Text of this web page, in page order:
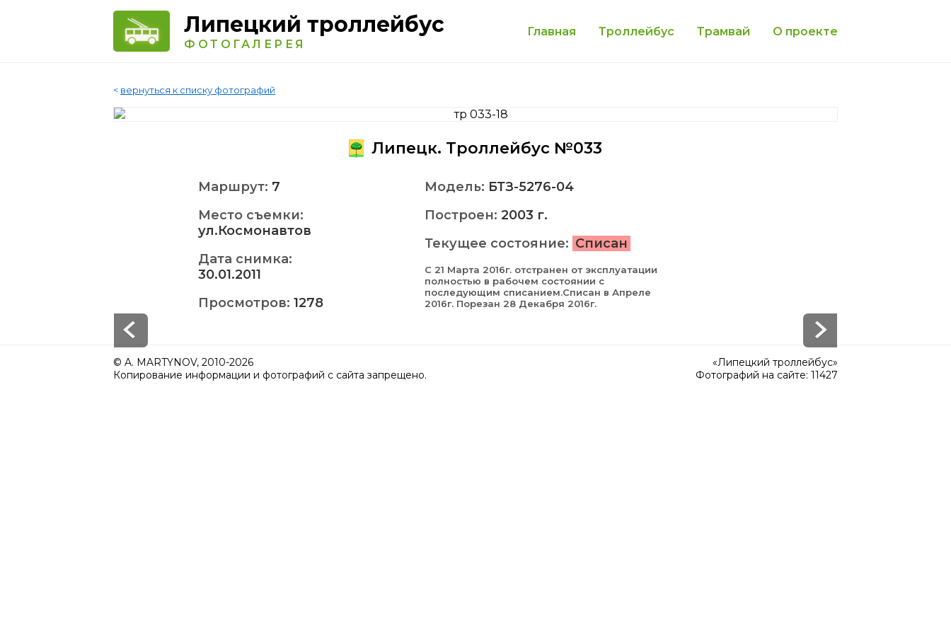
Липецкий троллейбус
ФОТОГАЛЕРЕЯ
Главная Троллейбус Трамвай О проекте
< вернуться к списку фотографий
Липецк. Троллейбус №033
Маршрут: 7
Место съемки:
ул.Космонавтов
Дата снимка:
30.01.2011
Просмотров: 1278
Модель: БТЗ-5276-04
Построен: 2003 г.
Текущее состояние: Списан
С 21 Марта 2016г. отстранен от эксплуатации
полностью в рабочем состоянии с
последующим списанием.Списан в Апреле
2016г. Порезан 28 Декабря 2016г.
© A. MARTYNOV, 2010-2026
Копирование информации и фотографий с сайта запрещено.
«Липецкий троллейбус»
Фотографий на сайте: 11427